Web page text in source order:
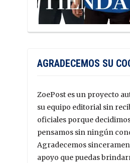
AGRADECEMOS SU
ZoePost es un proyecto
su equipo editorial sin
oficiales porque
pensamos sin ningún
Agradecemos
apoyo que puedas